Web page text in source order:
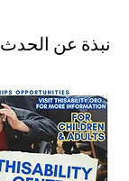
نبذة عن الحدث